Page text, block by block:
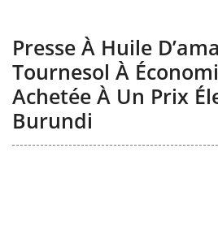
Presse À Huile
Tournesol À
Achetée À Un Prix
Burundi